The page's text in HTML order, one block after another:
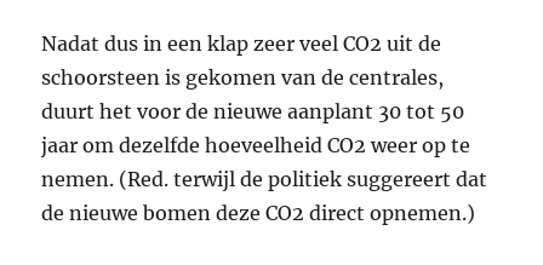
Nadat dus in een klap zeer veel CO2 uit de
schoorsteen is gekomen van de centrales,
duurt het voor de nieuwe aanplant 30 tot 50
jaar om dezelfde hoeveelheid CO2 weer op te
nemen. (Red. terwijl de politiek suggereert dat
de nieuwe bomen deze CO2 direct opnemen.)